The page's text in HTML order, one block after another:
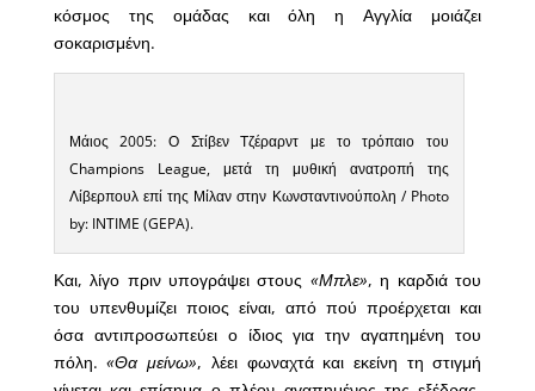
κόσμος της ομάδας και όλη η Αγγλία μοιάζει
σοκαρισμένη.
Μάιος 2005: Ο Στίβεν Τζέραρντ με το τρόπαιο του
Champions League, μετά τη μυθική ανατροπή της
Λίβερπουλ επί της Μίλαν στην Κωνσταντινούπολη / Photo
by: INTIME (GEPA).
Και, λίγο πριν υπογράψει στους «Μπλε», η καρδιά του
του υπενθυμίζει ποιος είναι, από πού προέρχεται και
όσα αντιπροσωπεύει ο ίδιος για την αγαπημένη του
πόλη.«Θα μείνω», λέει φωναχτά και εκείνη τη στιγμή